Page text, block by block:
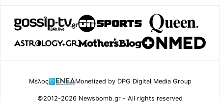
Μέλος Monetized by DPG Digital Media Group
©2012-2026 Newsbomb.gr - All rights reserved